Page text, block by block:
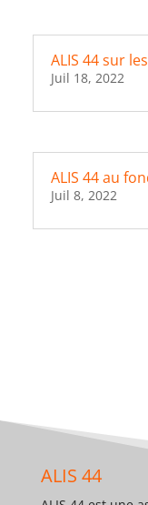
ALIS 44 sur
Juil 18, 2022
ALIS 44 au
Juil 8, 2022
ALIS 44